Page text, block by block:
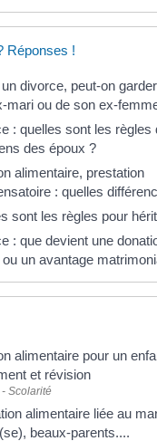
Réponses !
divorce, peut-on
mari ou de son ex-
: quelles sont les règles
des époux ?
alimentaire, prestation
: quelles
sont les règles pour
: que devient une
un avantage
alimentaire pour un
et révision
Scolarité
alimentaire liée au
beaux-parents....